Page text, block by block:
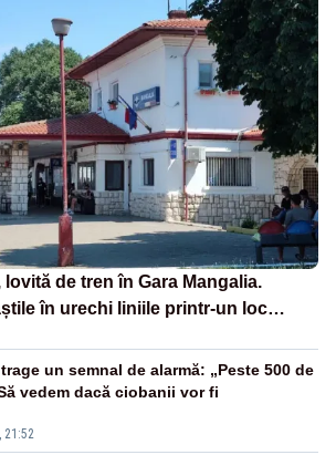
lovită de tren în Gara Mangalia.
în urechi liniile printr-un loc
21:52
un semnal de alarmă: „Peste 500 de
vedem dacă ciobanii vor fi